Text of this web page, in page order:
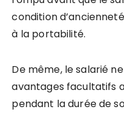
condition
à la portabilité.
De même, le salarié
avantages facultatifs
pendant la durée de